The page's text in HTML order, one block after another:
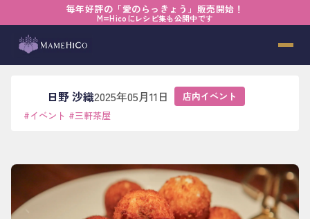
毎年好評の「愛のらっきょう」販売開始！
M=Hicoにレシピ集も公開中です
› 店内イベント › 夜の洋食屋さん
夜の洋食屋さん
日野 沙織2025年05月11日
店内イベント
#イベント #三軒茶屋